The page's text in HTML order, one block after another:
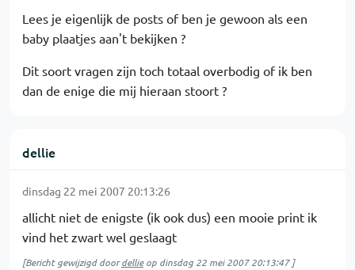
Lees je eigenlijk de posts of ben je gewoon als een
baby plaatjes aan't bekijken ?
Dit soort vragen zijn toch totaal overbodig of ik ben
dan de enige die mij hieraan stoort ?
dellie
dinsdag 22 mei 2007 20:13:26
allicht niet de enigste (ik ook dus) een mooie print ik
vind het zwart wel geslaagt
[Bericht gewijzigd doordellieop dinsdag 22 mei 2007 20:13:47]